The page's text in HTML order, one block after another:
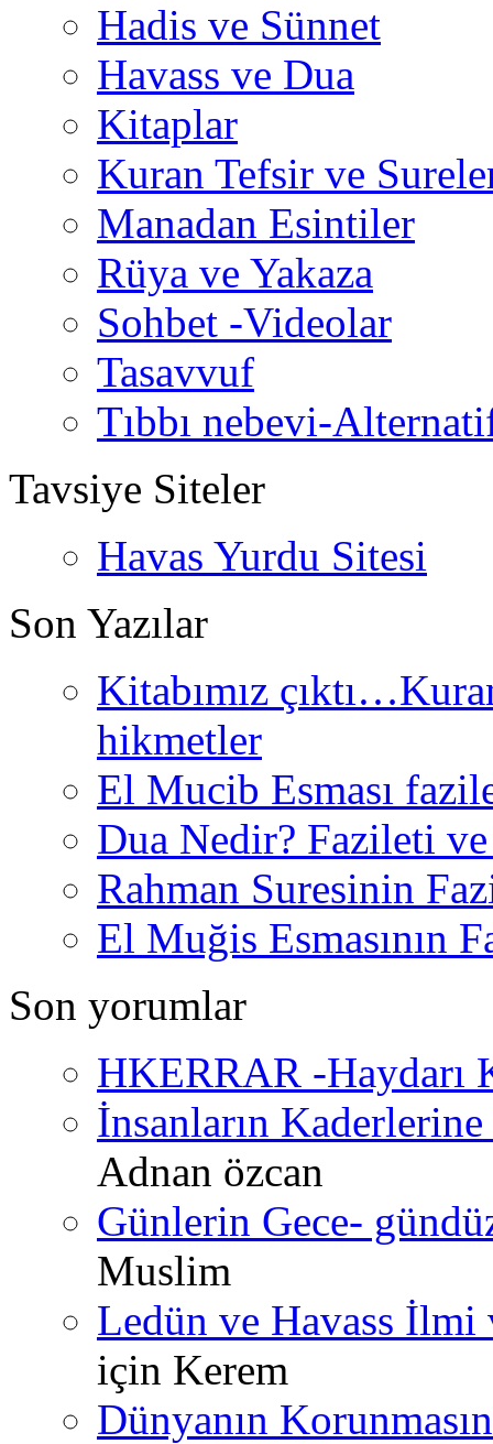
Hadis ve Sünnet
Havass ve Dua
Kitaplar
Kuran Tefsir ve
Manadan Esintiler
Rüya ve Yakaza
Sohbet -Videolar
Tasavvuf
Tıbbı nebevi-
Tavsiye Siteler
Havas Yurdu Sitesi
Son Yazılar
Kitabımız
hikmetler
El Mucib Esması
Dua Nedir? Fazileti
Rahman Suresinin
El Muğis Esmasının
Son yorumlar
HKERRAR -Haydarı
İnsanların
Adnan özcan
Günlerin Gece-
Muslim
Ledün ve Havass İlmi
için Kerem
Dünyanın